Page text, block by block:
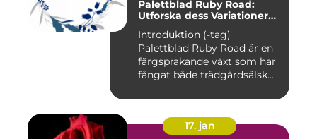
Palettblad Ruby Road:
Utforska dess Variationer
Introduktion (-tag)
Palettblad Ruby Road är en
färgsprakande växt som har
fångat både trädgårdsälsk...
17. jan